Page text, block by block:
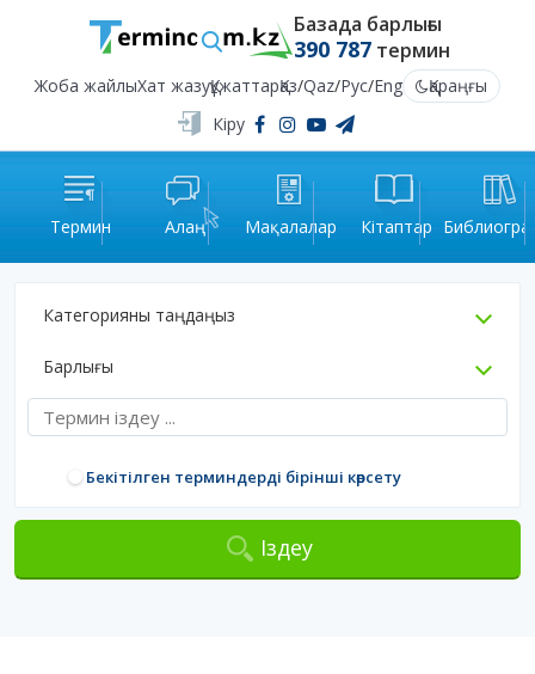
Базада барлығы
390 787термин
Жоба жайлыХат жазуҚұжаттарҚаз/Qaz/Рус/Eng
Қараңғы
Кіру
Термин Алаң Мақалалар Кітаптар
Категорияны таңдаңыз
Барлығы
Бекітілген терминдерді бірінші көрсету
Іздеу